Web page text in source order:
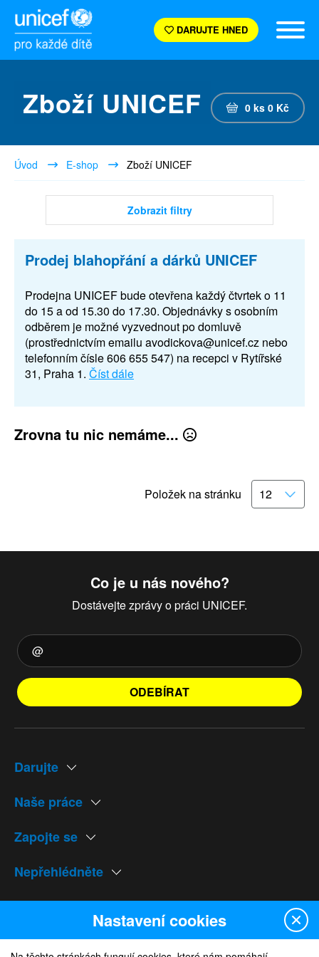
DARUJTE HNED
Zboží UNICEF 0 ks 0 Kč
Úvod E-shop Zboží UNICEF
Zobrazit filtry
Prodej blahopřání a dárků UNICEF
Prodejna UNICEF bude otevřena každý čtvrtek o 11
do 15 a od 15.30 do 17.30. Objednávky s osobním
odběrem je možné vyzvednout po domluvě
(prostřednictvím emailu avodickova@unicef.cz nebo
telefonním čísle 606 655 547) na recepci v Rytířské
31, Praha 1. Číst dále
Zrovna tu nic nemáme...
Položek na stránku
Co je u nás nového?
Dostávejte zprávy o práci UNICEF.
ODEBÍRAT
Darujte
Naše práce
Zapojte se
Nepřehlédněte
Naše weby
Nastavení cookies